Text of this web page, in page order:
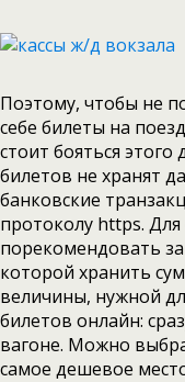
Поэтому, чтобы не
себе билеты на
стоит бояться
билетов не хранят
банковские
протоколу https.
порекомендовать
которой хранить
величины, нужной
билетов онлайн:
вагоне. Можно
самое дешевое